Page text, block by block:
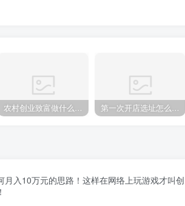
农村创业致富做什么好?2025年农村致富项目（亲身体验）分享真实可行的初期创业路子 第一次开店选址怎么避坑？2026年这几点经验让你少走弯路！
月入10万元的思路！这样在网络上玩游戏才叫创